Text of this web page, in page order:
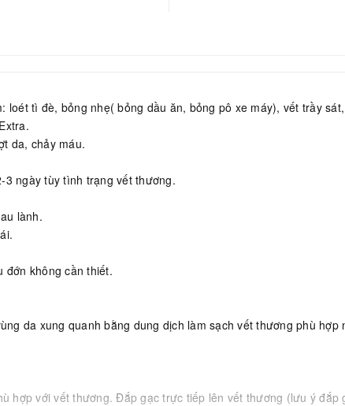
tì đè, bỏng nhẹ( bỏng dầu ăn, bỏng pô xe máy), vết trầy
da, chảy máu.
3 ngày tùy tình trạng vết thương.
lành.
đớn không cần thiết.
da xung quanh bằng dung dịch làm sạch vết thương phù
hợp với vết thương. Đắp gạc trực tiếp lên vết thương (lưu ý